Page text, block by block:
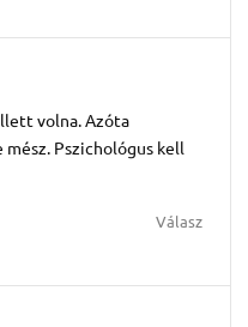
volna. Azóta
Pszichológus kell
Válasz